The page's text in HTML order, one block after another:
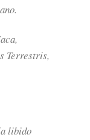
Terrestris,
libido